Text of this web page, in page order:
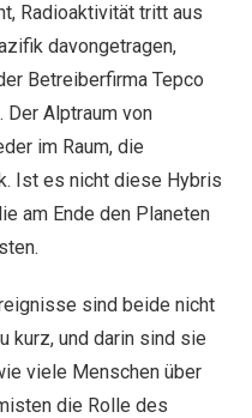
Radioaktivität tritt aus
davongetragen,
Betreiberfirma Tepco
Der Alptraum von
im Raum, die
Ist es nicht diese Hybris
am Ende den Planeten
sind beide nicht
kurz, und darin sind sie
viele Menschen über
die Rolle des